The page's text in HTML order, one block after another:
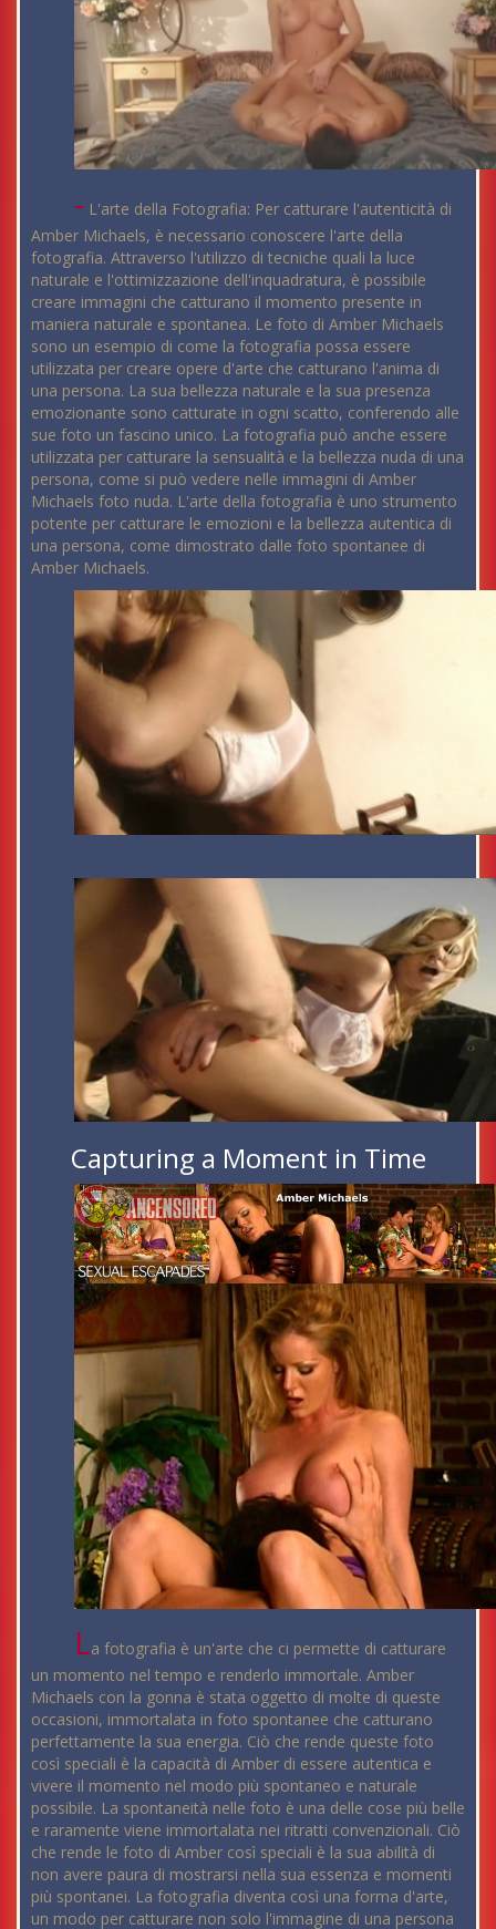
- L'arte della Fotografia: Per catturare l'autenticità di
Amber Michaels, è necessario conoscere l'arte della
fotografia. Attraverso l'utilizzo di tecniche quali la luce
naturale e l'ottimizzazione dell'inquadratura, è possibile
creare immagini che catturano il momento presente in
maniera naturale e spontanea. Le foto di Amber Michaels
sono un esempio di come la fotografia possa essere
utilizzata per creare opere d'arte che catturano l'anima di
una persona. La sua bellezza naturale e la sua presenza
emozionante sono catturate in ogni scatto, conferendo alle
sue foto un fascino unico. La fotografia può anche essere
utilizzata per catturare la sensualità e la bellezza nuda di una
persona, come si può vedere nelle immagini di Amber
Michaels foto nuda. L'arte della fotografia è uno strumento
potente per catturare le emozioni e la bellezza autentica di
una persona, come dimostrato dalle foto spontanee di
Amber Michaels.
Capturing a Moment in Time
La fotografia è un'arte che ci permette di catturare
un momento nel tempo e renderlo immortale. Amber
Michaels con la gonna è stata oggetto di molte di queste
occasioni, immortalata in foto spontanee che catturano
perfettamente la sua energia. Ciò che rende queste foto
così speciali è la capacità di Amber di essere autentica e
vivere il momento nel modo più spontaneo e naturale
possibile. La spontaneità nelle foto è una delle cose più belle
e raramente viene immortalata nei ritratti convenzionali. Ciò
che rende le foto di Amber così speciali è la sua abilità di
non avere paura di mostrarsi nella sua essenza e momenti
più spontanei. La fotografia diventa così una forma d'arte,
un modo per catturare non solo l'immagine di una persona